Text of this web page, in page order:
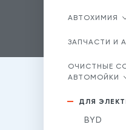
АВТОХИМИЯ
ЗАПЧАСТИ И
ОЧИСТНЫЕ
АВТОМОЙКИ
ДЛЯ
BYD